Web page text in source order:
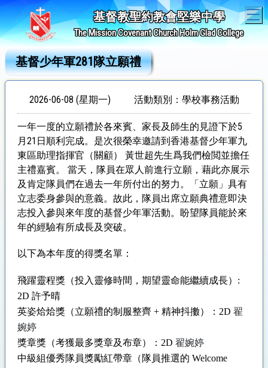
基督教聖約教會堅樂中學
The Mission Covenant Church Holm Glad College
基督少年軍281隊立願禮
2026-06-08 (星期一) 活動類別：學校事務活動
一年一度的立願禮於各來賓、家長及師生的見證下於5
月21日順利完成。是次很榮幸邀請到香港基督少年軍九
東區助理指揮官（關顧） 黃世超先生爲我們檢閲並擔任
主禮嘉賓。 當天，隊員在眾人前進行立願，藉此亦展示
及肯定隊員們在過去一年所付出的努力。「立願」具有
立志委身參與的意義。故此，隊員出席立願典禮意即決
志投入參與來年度的基督少年軍活動。盼望隊員能於來
年的經驗有所成長及突破。
以下為本年度的得獎名單：
飛躍靈程獎（投入靈修時間，期望靈命能繼續成長）:
2D 許予晴
英姿烚烚獎（立願禮的制服整齊 + 精神抖擻）：2D 翟
婉婷
獎章獎（考獲最多獎章及布章）：2D 翟婉婷
中級組優秀隊員獎勵紅帶章（隊員推選的 Welcome